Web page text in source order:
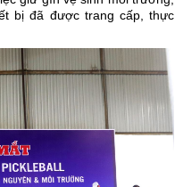
bị đã được trang cấp, thực